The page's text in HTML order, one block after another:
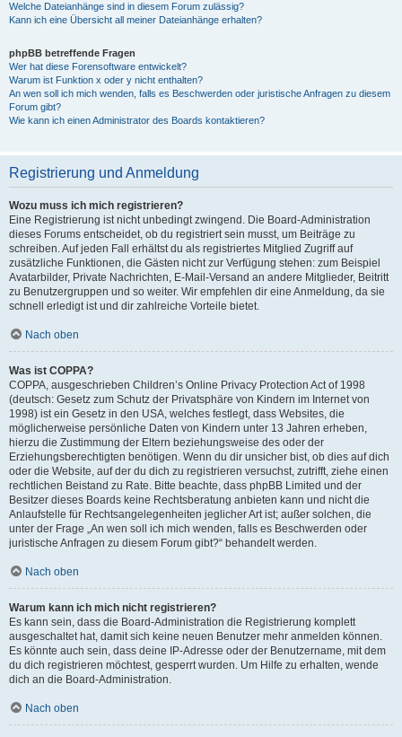
Welche Dateianhänge sind in diesem Forum zulässig?
Kann ich eine Übersicht all meiner Dateianhänge erhalten?
phpBB betreffende Fragen
Wer hat diese Forensoftware entwickelt?
Warum ist Funktion x oder y nicht enthalten?
An wen soll ich mich wenden, falls es Beschwerden oder juristische Anfragen zu diesem
Forum gibt?
Wie kann ich einen Administrator des Boards kontaktieren?
Registrierung und Anmeldung
Wozu muss ich mich registrieren?
Eine Registrierung ist nicht unbedingt zwingend. Die Board-Administration
dieses Forums entscheidet, ob du registriert sein musst, um Beiträge zu
schreiben. Auf jeden Fall erhältst du als registriertes Mitglied Zugriff auf
zusätzliche Funktionen, die Gästen nicht zur Verfügung stehen: zum Beispiel
Avatarbilder, Private Nachrichten, E-Mail-Versand an andere Mitglieder, Beitritt
zu Benutzergruppen und so weiter. Wir empfehlen dir eine Anmeldung, da sie
schnell erledigt ist und dir zahlreiche Vorteile bietet.
Nach oben
Was ist COPPA?
COPPA, ausgeschrieben Children’s Online Privacy Protection Act of 1998
(deutsch: Gesetz zum Schutz der Privatsphäre von Kindern im Internet von
1998) ist ein Gesetz in den USA, welches festlegt, dass Websites, die
möglicherweise persönliche Daten von Kindern unter 13 Jahren erheben,
hierzu die Zustimmung der Eltern beziehungsweise des oder der
Erziehungsberechtigten benötigen. Wenn du dir unsicher bist, ob dies auf dich
oder die Website, auf der du dich zu registrieren versuchst, zutrifft, ziehe einen
rechtlichen Beistand zu Rate. Bitte beachte, dass phpBB Limited und der
Besitzer dieses Boards keine Rechtsberatung anbieten kann und nicht die
Anlaufstelle für Rechtsangelegenheiten jeglicher Art ist; außer solchen, die
unter der Frage „An wen soll ich mich wenden, falls es Beschwerden oder
juristische Anfragen zu diesem Forum gibt?“ behandelt werden.
Nach oben
Warum kann ich mich nicht registrieren?
Es kann sein, dass die Board-Administration die Registrierung komplett
ausgeschaltet hat, damit sich keine neuen Benutzer mehr anmelden können.
Es könnte auch sein, dass deine IP-Adresse oder der Benutzername, mit dem
du dich registrieren möchtest, gesperrt wurden. Um Hilfe zu erhalten, wende
dich an die Board-Administration.
Nach oben